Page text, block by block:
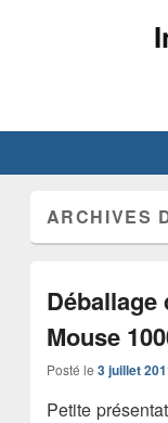
ARCHIVES
Déballage
Mouse
Posté le 3 juillet
Petite